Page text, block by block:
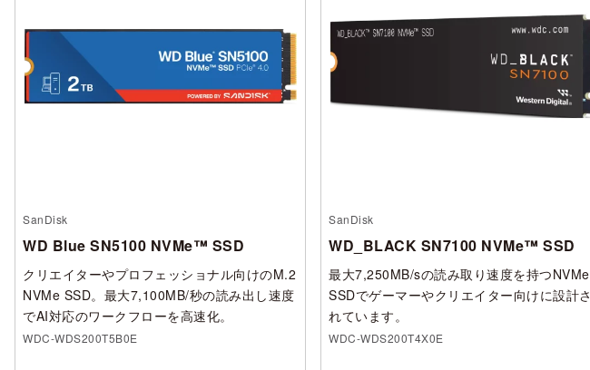
SanDisk
WD Blue SN5100 NVMe™ SSD
クリエイターやプロフェッショナル向けのM.2
NVMe SSD。最大7,100MB/秒の読み出し速度
でAI対応のワークフローを高速化。
WDC-WDS200T5B0E
SanDisk
WD_BLACK SN7100 NVMe™ SSD
最大7,250MB/sの読み取り速度を持つNVMe
SSDでゲーマーやクリエイター向けに設計さ
れています。
WDC-WDS200T4X0E